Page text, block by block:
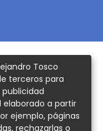
Tosco
terceros para
elaborado a partir
ejemplo, páginas
rechazarlas o